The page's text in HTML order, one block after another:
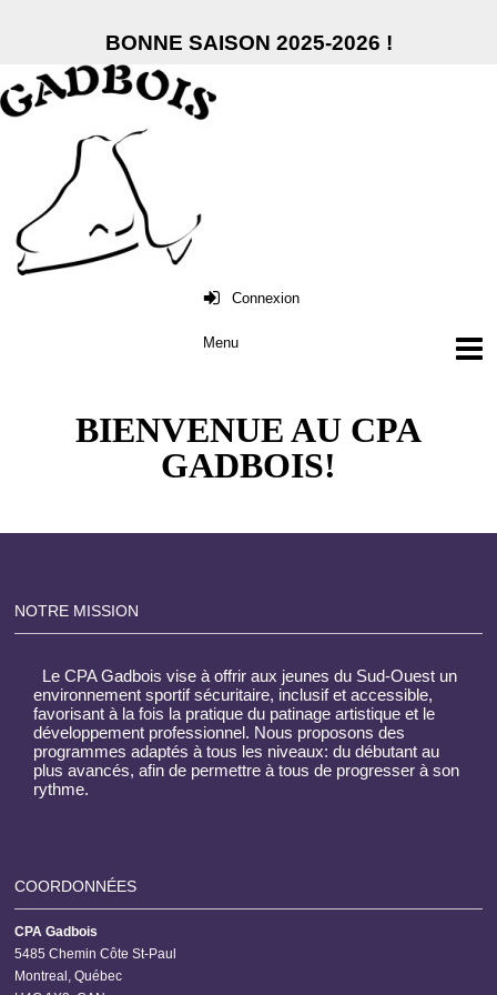
BONNE SAISON 2025-2026 !
Connexion
BIENVENUE AU CPA
GADBOIS!
NOTRE MISSION
Le CPA Gadbois vise à offrir aux jeunes du Sud-Ouest un
environnement sportif sécuritaire, inclusif et accessible,
favorisant à la fois la pratique du patinage artistique et le
développement professionnel. Nous proposons des
programmes adaptés à tous les niveaux: du débutant au
plus avancés, afin de permettre à tous de progresser à son
rythme.
COORDONNÉES
CPA Gadbois
5485 Chemin Côte St-Paul
Montreal, Québec